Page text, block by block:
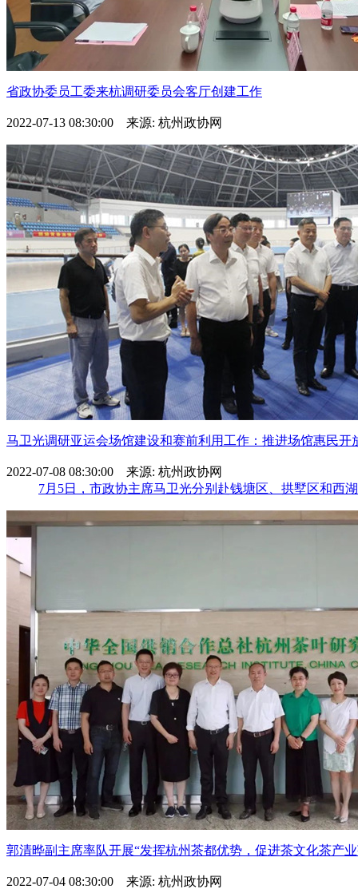
省政协委员工委来杭调研委员会客厅创建工作
2022-07-13 08:30:00 来源: 杭州政协网
马卫光调研亚运会场馆建设和赛前利用工作：推进场馆惠民开
2022-07-08 08:30:00 来源: 杭州政协网
7月5日，市政协主席马卫光分别赴钱塘区、拱墅区和西
郭清晔副主席率队开展“发挥杭州茶都优势，促进茶文化茶产
2022-07-04 08:30:00 来源: 杭州政协网